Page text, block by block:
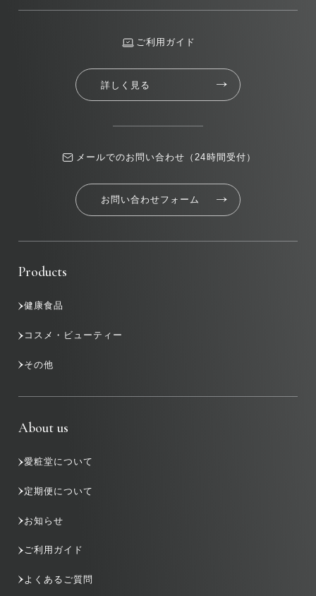
ご利用ガイド
詳しく見る
メールでのお問い合わせ（24時間受付）
お問い合わせフォーム
Products
健康食品
コスメ・ビューティー
その他
About us
愛粧堂について
定期便について
お知らせ
ご利用ガイド
よくあるご質問